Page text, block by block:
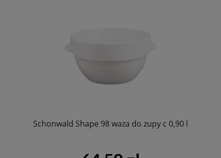
Schonwald Shape 98 waza do zupy c 0,90 l